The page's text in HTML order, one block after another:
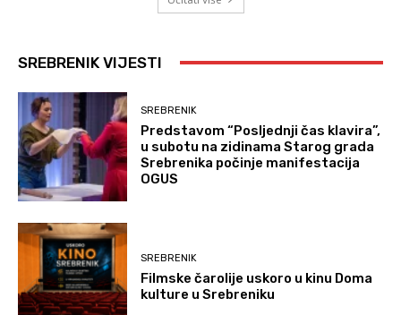
SREBRENIK VIJESTI
SREBRENIK
Predstavom “Posljednji čas klavira”,
u subotu na zidinama Starog grada
Srebrenika počinje manifestacija
OGUS
SREBRENIK
Filmske čarolije uskoro u kinu Doma
kulture u Srebreniku